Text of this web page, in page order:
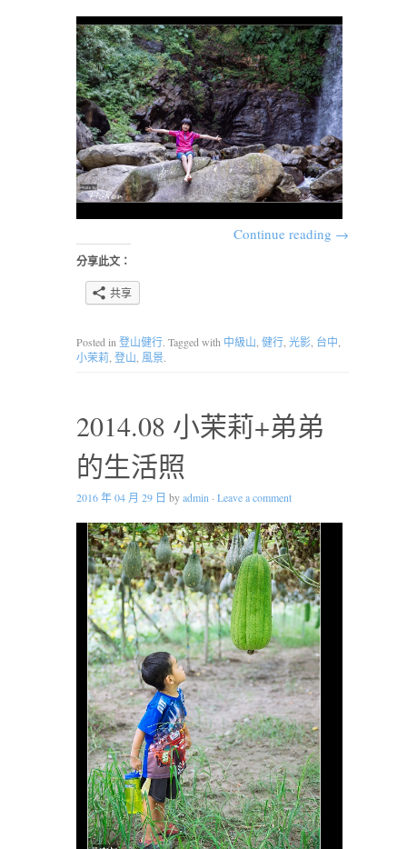
Continue reading →
分享此文：
共享
Posted in 登山健行. Tagged with 中級山 健行 光影 台中
小茉莉 登山 風景.
2014.08 小茉莉+弟弟
的生活照
2016 年 04 月 29 日 byadmin · Leave a comment